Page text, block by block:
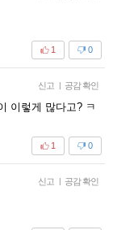
0
1
신고 | 공감 확인
이렇게 많다고? ㅋ
0
1
신고 | 공감 확인